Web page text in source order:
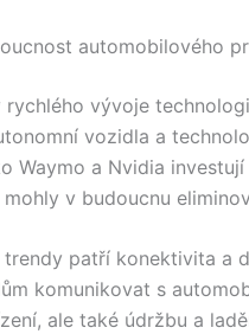
automobilového
rychlého vývoje
vozidla a
Waymo a Nvidia
v budoucnu
patří konektivita a
komunikovat s
ale také údržbu a